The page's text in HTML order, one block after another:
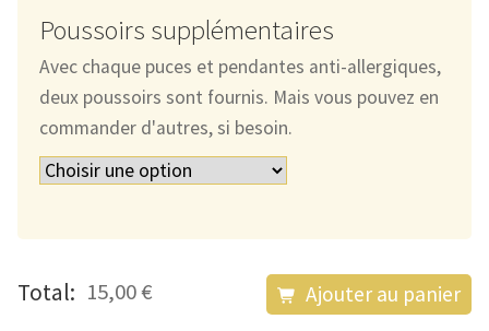
Poussoirs supplémentaires
Avec chaque puces et pendantes anti-allergiques,
deux poussoirs sont fournis. Mais vous pouvez en
commander d'autres, si besoin.
Total: 15,00 € Ajouter au panier